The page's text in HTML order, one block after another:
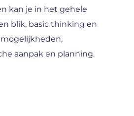
kan je in het gehele
blik, basic thinking en
aanpak en planning.